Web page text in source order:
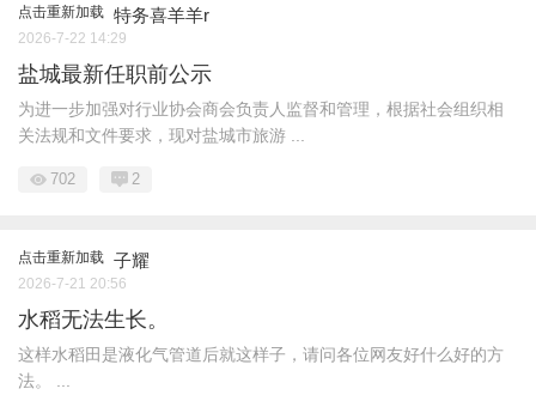
点击重新加载 特务喜羊羊r
2026-7-22 14:29
盐城最新任职前公示
为进一步加强对行业协会商会负责人监督和管理，根据社会组织相
关法规和文件要求，现对盐城市旅游 ...
702 2
点击重新加载 子耀
2026-7-21 20:56
水稻无法生长。
这样水稻田是液化气管道后就这样子，请问各位网友好什么好的方
法。 ...